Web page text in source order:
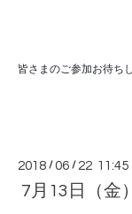
皆さまのご参加お待ち
2018 /06 / 22 11:45
7月13日（金